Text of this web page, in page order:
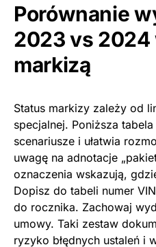
Porównanie
2023 vs 2024
markizą
Status markizy zależy od
specjalnej. Poniższa
scenariusze i ułatwia
uwagę na adnotacje
oznaczenia wskazują,
Dopisz do tabeli numer
do rocznika. Zachowaj
umowy. Taki zestaw
ryzyko błędnych ustaleń i